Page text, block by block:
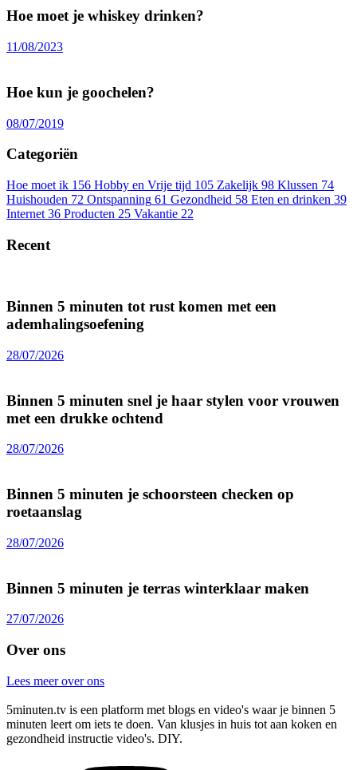
Hoe moet je whiskey drinken?
11/08/2023
Hoe kun je goochelen?
08/07/2019
Categoriën
Hoe moet ik 156 Hobby en Vrije tijd 105 Zakelijk 98 Klussen 74
Huishouden 72 Ontspanning 61 Gezondheid 58 Eten en drinken 39
Internet 36 Producten 25 Vakantie 22
Recent
Binnen 5 minuten tot rust komen met een
ademhalingsoefening
28/07/2026
Binnen 5 minuten snel je haar stylen voor vrouwen
met een drukke ochtend
28/07/2026
Binnen 5 minuten je schoorsteen checken op
roetaanslag
28/07/2026
Binnen 5 minuten je terras winterklaar maken
27/07/2026
Over ons
Lees meer over ons
5minuten.tv is een platform met blogs en video's waar je binnen 5
minuten leert om iets te doen. Van klusjes in huis tot aan koken en
gezondheid instructie video's. DIY.